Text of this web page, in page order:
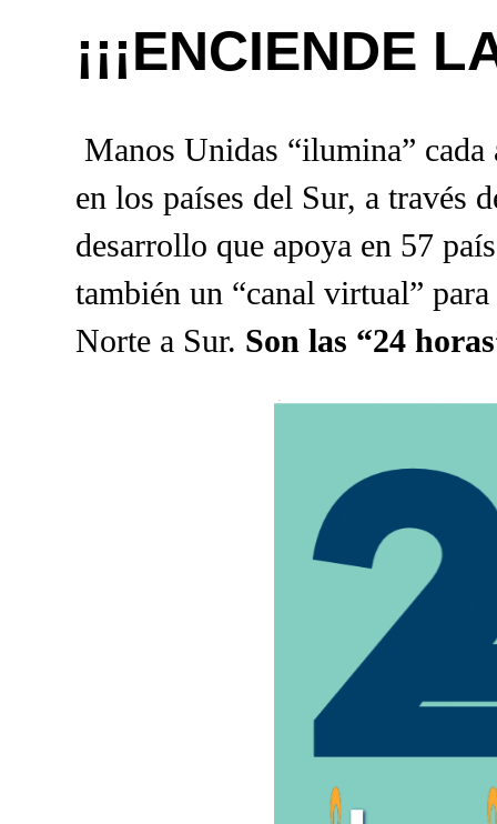
¡¡¡ENCIENDE
Manos Unidas “ilumina”
en los países del Sur, a través
desarrollo que apoya en 57
también un “canal virtual”
Norte a Sur. Son las “24